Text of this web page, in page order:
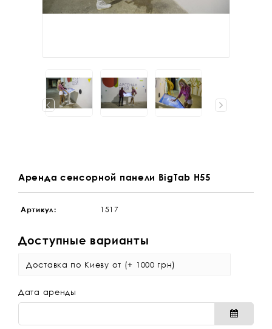
Аренда сенсорной панели BigTab H55
Артикул: 1517
Доступные варианты
Доставка по Киеву от (+ 1000 грн)
Дата аренды